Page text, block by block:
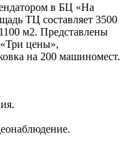
в БЦ «На
ТЦ составляет 3500
м2. Представлены
цены»,
на 200 машиномест.